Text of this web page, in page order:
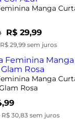
Manga
R$ 29,99
29,99 sem juros
Manga
Rosa
30,83 sem juros